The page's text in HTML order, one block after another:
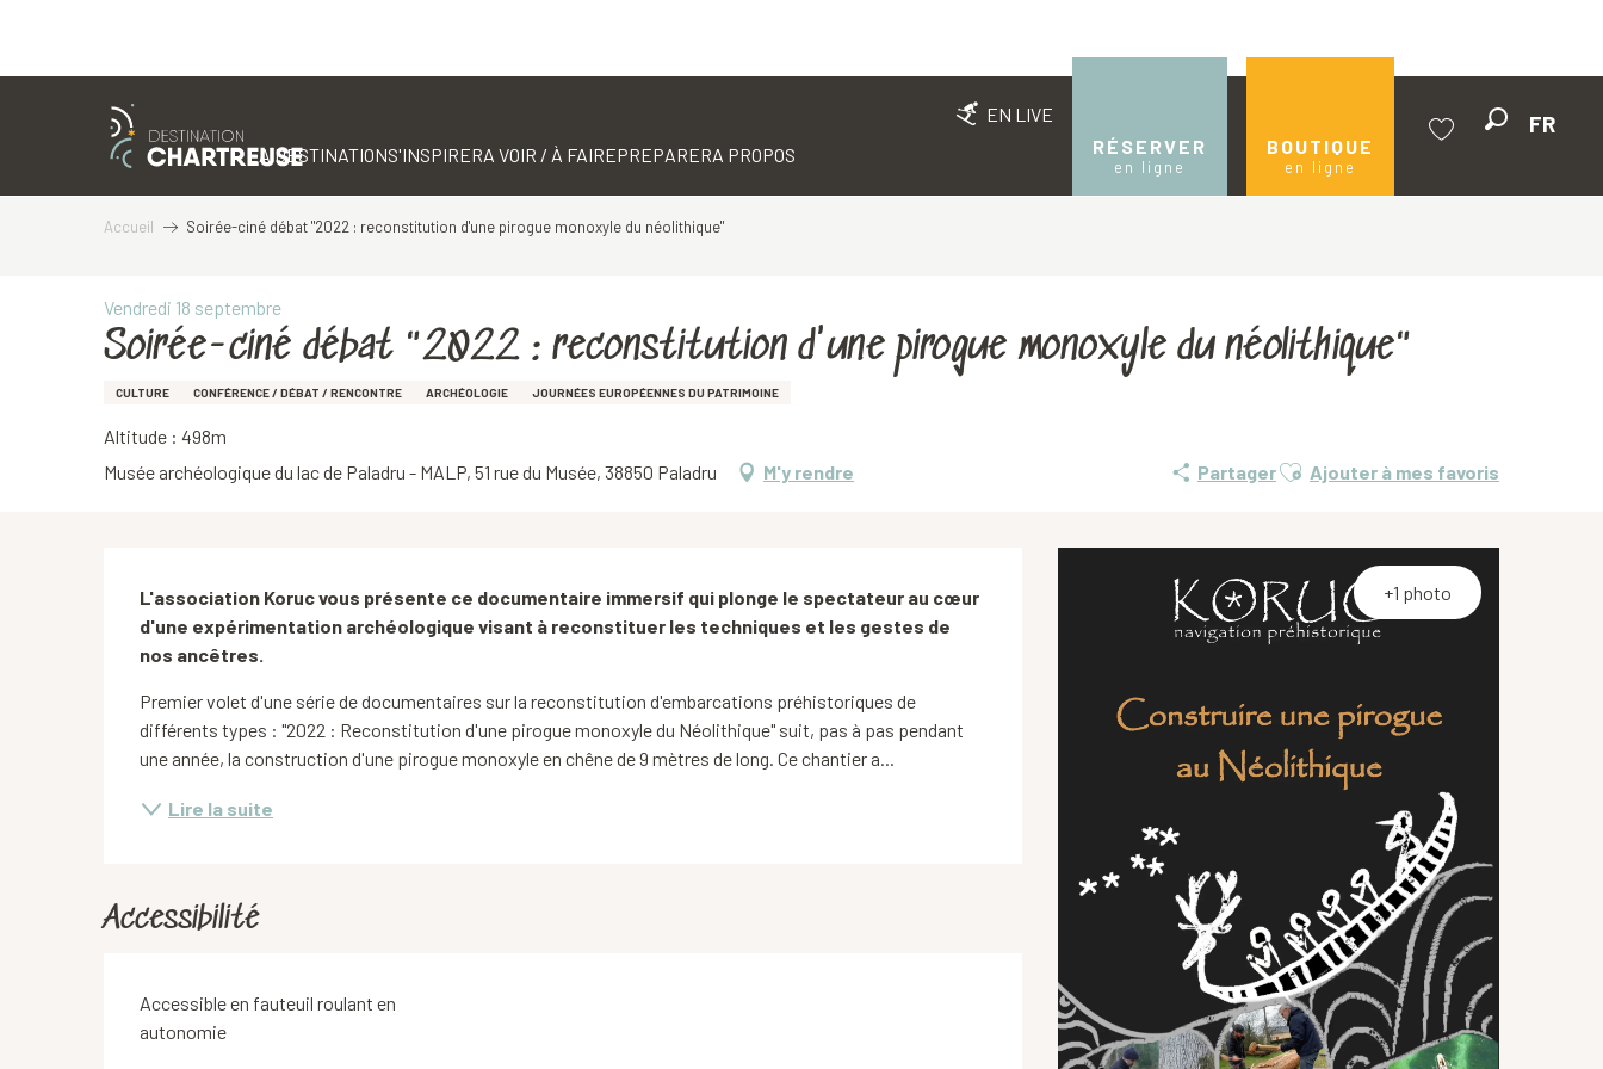
EN LIVE
RÉSERVER
en ligne
BOUTIQUE
en ligne
FR
LA DESTINATIONS'INSPIRERA VOIR / À FAIREPREPARERA PROPOS
Accueil Soirée-ciné débat "2022 : reconstitution d'une pirogue monoxyle du néolithique"
Vendredi 18 septembre
Soirée-ciné débat "2022 : reconstitution d'une pirogue monoxyle du néolithique"
CULTURE CONFÉRENCE / DÉBAT / RENCONTRE ARCHÉOLOGIE JOURNÉES EUROPÉENNES DU PATRIMOINE
Altitude : 498m
Musée archéologique du lac de Paladru - MALP, 51 rue du Musée, 38850 Paladru
M'y rendre PartagerAjouter aux favoris
Ajouter à mes favoris
+1 photo
Description
L'association Koruc vous présente ce documentaire immersif qui plonge le spectateur au cœur
d'une expérimentation archéologique visant à reconstituer les techniques et les gestes de
nos ancêtres.
Premier volet d'une série de documentaires sur la reconstitution d'embarcations préhistoriques de
différents types : "2022 : Reconstitution d'une pirogue monoxyle du Néolithique" suit, pas à pas pendant
une année, la construction d'une pirogue monoxyle en chêne de 9 mètres de long. Ce chantier a...
Lire la suite
Accessibilité
Accessible en fauteuil roulant en
autonomie